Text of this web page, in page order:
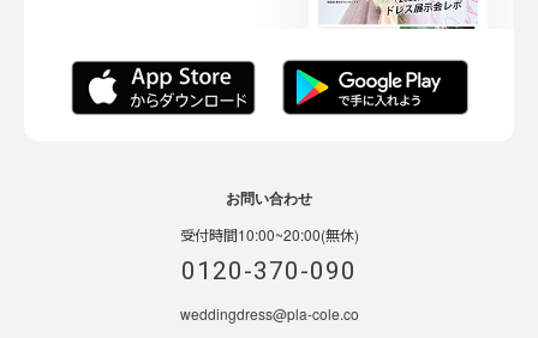
お問い合わせ
受付時間10:00~20:00(無休)
0120-370-090
weddingdress@pla-cole.co